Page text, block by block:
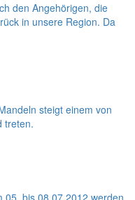
den Angehörigen, die
in unsere Region. Da
steigt einem von
treten.